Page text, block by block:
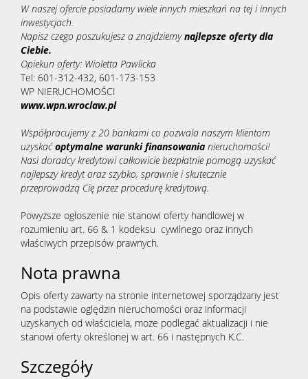
W naszej ofercie posiadamy wiele innych mieszkań na tej i innych
inwestycjach.
Napisz czego poszukujesz a znajdziemynajlepsze oferty dla
Ciebie.
Opiekun oferty: Wioletta Pawlicka
Tel: 601-312-432, 601-173-153
WP NIERUCHOMOŚCI
www.wpn.wroclaw.pl
Współpracujemy z 20 bankami co pozwala naszym klientom
uzyskaćoptymalne warunki finansowania nieruchomości!
Nasi doradcy kredytowi całkowicie bezpłatnie pomogą uzyskać
najlepszy kredyt oraz szybko, sprawnie i skutecznie
przeprowadzą Cię przez procedurę kredytową.
Powyższe ogłoszenie nie stanowi oferty handlowej w
rozumieniu art. 66 & 1 kodeksu cywilnego oraz innych
właściwych przepisów prawnych.
Nota prawna
Opis oferty zawarty na stronie internetowej sporządzany jest
na podstawie oględzin nieruchomości oraz informacji
uzyskanych od właściciela, może podlegać aktualizacji i nie
stanowi oferty określonej w art. 66 i następnych K.C.
Szczegóły